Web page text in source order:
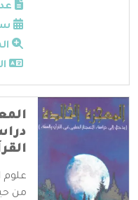
علوم
من